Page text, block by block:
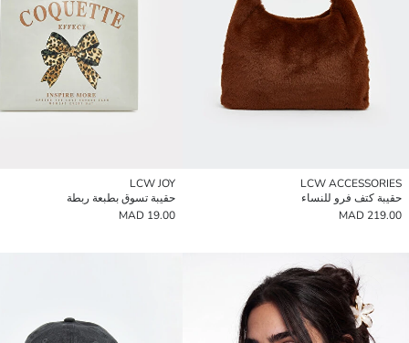
LCW ACCESSORIES
حقيبة كتف فرو للنساء
219.00 MAD
LCW JOY
حقيبة تسوق بطبعة ربطة
19.00 MAD